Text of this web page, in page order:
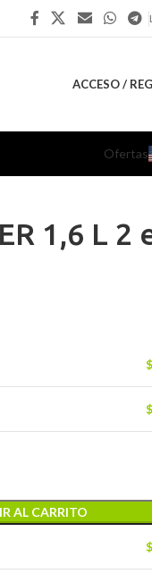
ACCESO /
Ofertas
1,6 L 2
$
$
AL CARRITO
$